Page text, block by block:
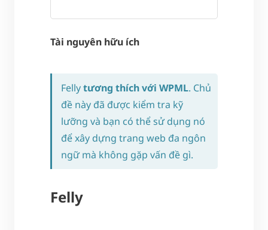
Tài nguyên hữu ích
Fellytương thích với WPML. Chủ
đề này đã được kiểm tra kỹ
lưỡng và bạn có thể sử dụng nó
để xây dựng trang web đa ngôn
ngữ mà không gặp vấn đề gì.
Felly